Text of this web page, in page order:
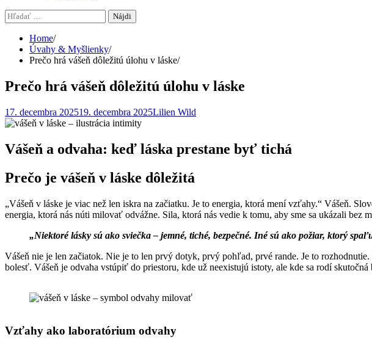
Hľadať:
Home
Úvahy & Myšlienky
Prečo hrá vášeň dôležitú úlohu v láske
Prečo hrá vášeň dôležitú úlohu v láske
17. decembra 202519. decembra 2025Lilien Wild
Vášeň a odvaha: keď láska prestane byť tichá
Prečo je vášeň v láske dôležitá
„Vášeň v láske je viac než len iskra na začiatku. Je to energia, ktorá mení vzťahy.“ Vášeň.
energia, ktorá nás núti milovať odvážne. Sila, ktorá nás vedie k tomu, aby sme sa ukázali bez
„Niektoré lásky sú ako sviečka – jemné, tiché, bezpečné. Iné sú ako požiar, ktorý
Vášeň nie je len začiatok. Nie je to len prvý dotyk, prvý pohľad, prvé rande. Je to
bolesť. Vášeň je odvaha vstúpiť do priestoru, kde už neexistujú istoty, ale kde sa rodí
Vzťahy ako laboratórium odvahy